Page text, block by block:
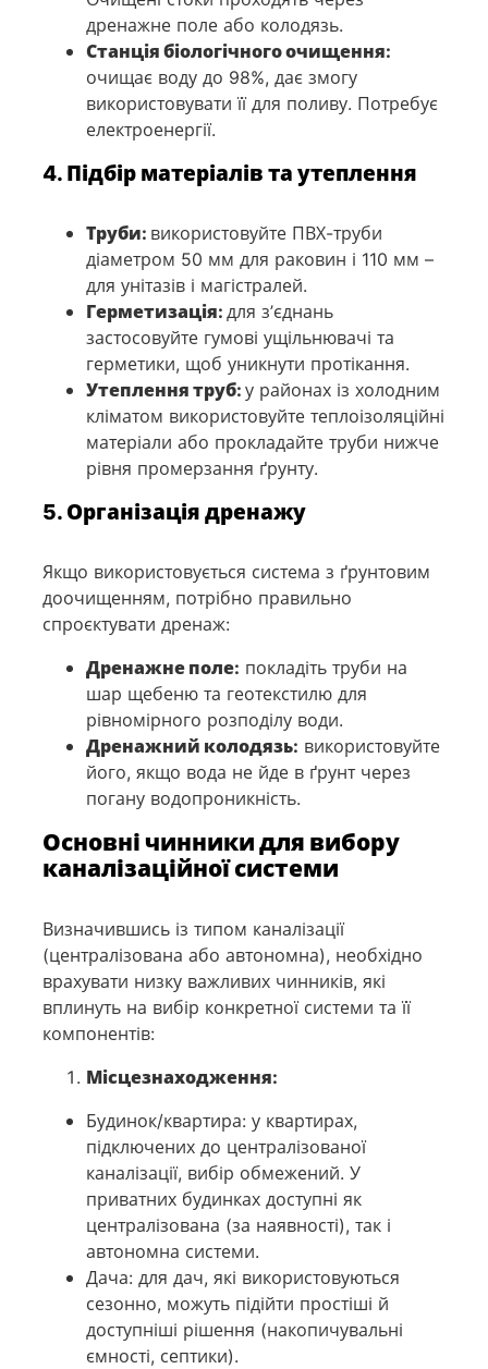
дренажне поле або колодязь.
Станція біологічного очищення:
очищає воду до 98%, дає змогу
використовувати її для поливу. Потребує
електроенергії.
4. Підбір матеріалів та утеплення
Труби: використовуйте ПВХ-труби
діаметром 50 мм для раковин і 110 мм –
для унітазів і магістралей.
Герметизація:для з’єднань
застосовуйте гумові ущільнювачі та
герметики, щоб уникнути протікання.
Утеплення труб:у районах із холодним
кліматом використовуйте теплоізоляційні
матеріали або прокладайте труби нижче
рівня промерзання ґрунту.
5. Організація дренажу
Якщо використовується система з ґрунтовим
доочищенням, потрібно правильно
спроєктувати дренаж:
Дренажне поле: покладіть труби на
шар щебеню та геотекстилю для
рівномірного розподілу води.
Дренажний колодязь: використовуйте
його, якщо вода не йде в ґрунт через
погану водопроникність.
Основні чинники для вибору
каналізаційної системи
Визначившись із типом каналізації
(централізована або автономна), необхідно
врахувати низку важливих чинників, які
вплинуть на вибір конкретної системи та її
компонентів:
Місцезнаходження:
Будинок/квартира: у квартирах,
підключених до централізованої
каналізації, вибір обмежений. У
приватних будинках доступні як
централізована (за наявності), так і
автономна системи.
Дача: для дач, які використовуються
сезонно, можуть підійти простіші й
доступніші рішення (накопичувальні
ємності, септики).